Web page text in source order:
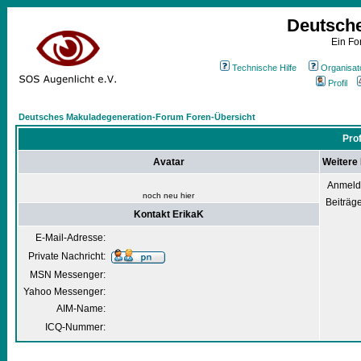
Ein
Technische Hilfe
Profil
Deutsches Makuladegeneration-Forum Foren-Übersicht
Avatar Weitere
noch neu hier
Kontakt ErikaK
E-Mail-Adresse:
Private Nachricht:
MSN Messenger:
Yahoo Messenger:
AIM-Name:
ICQ-Nummer: